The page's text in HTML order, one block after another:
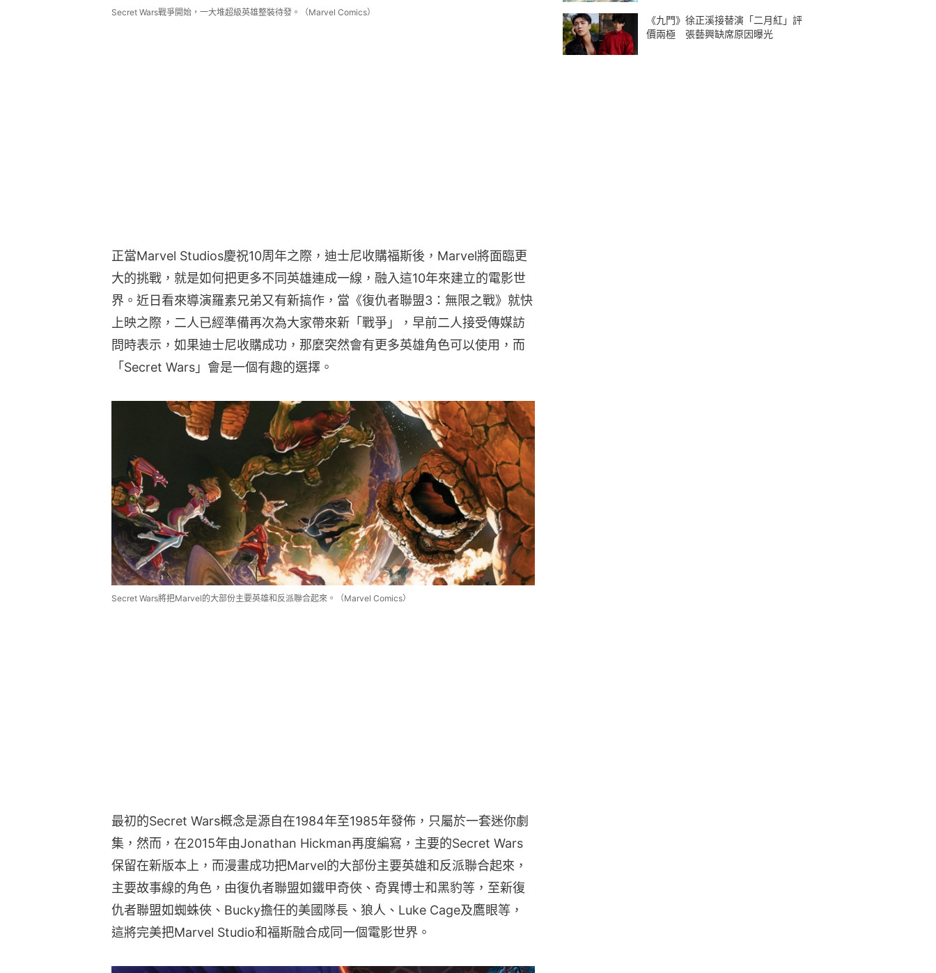
Secret Wars戰爭開始，一大堆超級英雄整裝待發。（Marvel Comics）
正當Marvel Studios慶祝10周年之際，迪士尼收購福斯後，Marvel將面臨更
大的挑戰，就是如何把更多不同英雄連成一線，融入這10年來建立的電影世
界。近日看來導演羅素兄弟又有新搞作，當《復仇者聯盟3：無限之戰》就快
上映之際，二人已經準備再次為大家帶來新「戰爭」，早前二人接受傳媒訪
問時表示，如果迪士尼收購成功，那麼突然會有更多英雄角色可以使用，而
「Secret Wars」會是一個有趣的選擇。
Secret Wars將把Marvel的大部份主要英雄和反派聯合起來。（Marvel Comics）
最初的Secret Wars概念是源自在1984年至1985年發佈，只屬於一套迷你劇
集，然而，在2015年由Jonathan Hickman再度編寫，主要的Secret Wars
保留在新版本上，而漫畫成功把Marvel的大部份主要英雄和反派聯合起來，
主要故事線的角色，由復仇者聯盟如鐵甲奇俠、奇異博士和黑豹等，至新復
仇者聯盟如蜘蛛俠、Bucky擔任的美國隊長、狼人、Luke Cage及鷹眼等，
這將完美把Marvel Studio和福斯融合成同一個電影世界。
《九門》徐正溪接替演「二月紅」評
價兩極 張藝興缺席原因曝光